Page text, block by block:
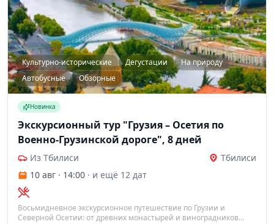
Культурно-исторические Дегустации
На природу
Автобусные
Обзорные
Новинка
Экскурсионный тур "Грузия – Осетия по
Военно-Грузинской дороге", 8 дней
Из Тбилиси
Тбилиси
10 авг · 14:00 · и ещё 12 дат
Восьмидневное экскурсионное путешествие по Грузии и
Северной Осетии: от древних монастырей и виноградников